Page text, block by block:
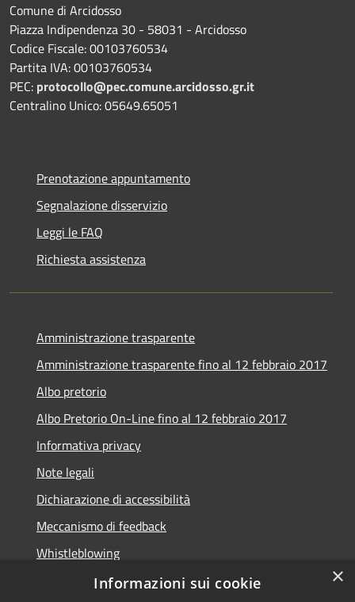
Comune di Arcidosso
Piazza Indipendenza 30 - 58031 - Arcidosso
Codice Fiscale: 00103760534
Partita IVA: 00103760534
PEC: protocollo@pec.comune.arcidosso.gr.it
Centralino Unico: 05649.65051
Prenotazione appuntamento
Segnalazione disservizio
Leggi le FAQ
Richiesta assistenza
Amministrazione trasparente
Amministrazione trasparente fino al 12 febbraio 2017
Albo pretorio
Albo Pretorio On-Line fino al 12 febbraio 2017
Informativa privacy
Note legali
Dichiarazione di accessibilità
Meccanismo di feedback
Whistleblowing
×
Informazioni sui cookie